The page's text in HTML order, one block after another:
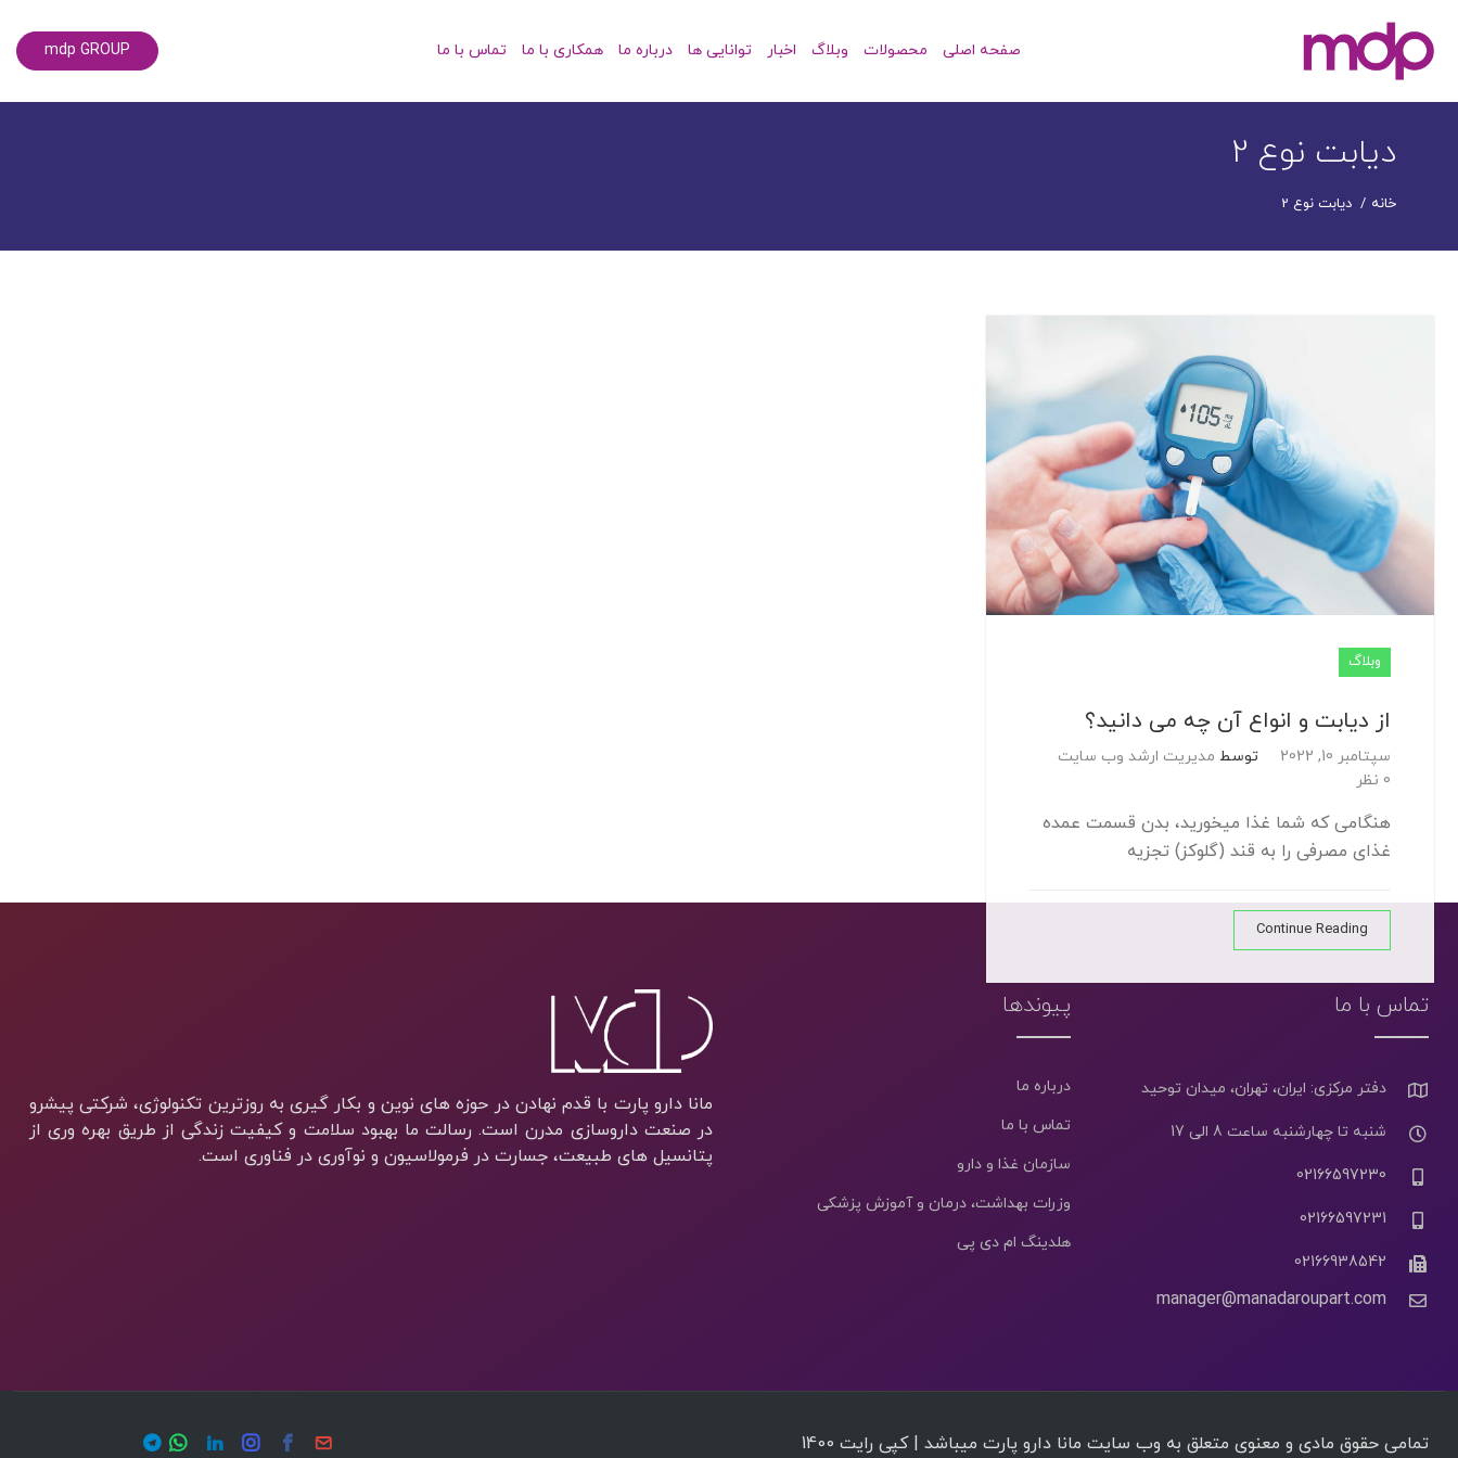
صفحه اصلی محصولات وبلاگ اخبار توانایی ها درباره ما همکاری با ما تماس با ما mdp GROUP
جستجو
برای:
دیابت نوع 2
خانه دیابت نوع 2
وبلاگ
از دیابت و انواع آن چه می دانید؟
سپتامبر 10, 2022 توسط مدیریت ارشد وب سایت
0 نظر
هنگامی که شما غذا میخورید، بدن قسمت عمده
غذای مصرفی را به قند (گلوکز) تجزیه
Continue Reading
مانا دارو پارت با قدم نهادن در حوزه های نوین و بکار گیری به روزترین تکنولوژی، شرکتی پیشرو
در صنعت داروسازی مدرن است. رسالت ما بهبود سلامت و کیفیت زندگی از طریق بهره وری از
پتانسیل های طبیعت، جسارت در فرمولاسیون و نوآوری در فناوری است.
پیوندها
درباره ما
تماس با ما
سازمان غذا و دارو
وزرات بهداشت، درمان و آموزش پزشکی
هلدینگ ام دی پی
تماس با ما
دفتر مرکزی: ایران، تهران، میدان توحید
شنبه تا چهارشنبه ساعت 8 الی 17
02166597230
02166597231
02166938542
manager@manadaroupart.com
تمامی حقوق مادی و معنوی متعلق به وب سایت مانا دارو پارت میباشد | کپی رایت 1400